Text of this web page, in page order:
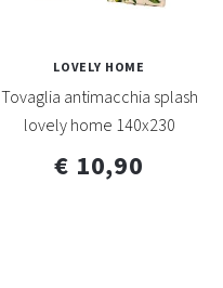
LOVELY HOME
Tovaglia antimacchia splash
lovely home 140x230
€ 10,90